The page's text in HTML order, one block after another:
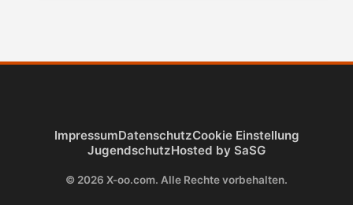
ImpressumDatenschutzCookie Einstellung
JugendschutzHosted by SaSG
© 2026 X-oo.com. Alle Rechte vorbehalten.